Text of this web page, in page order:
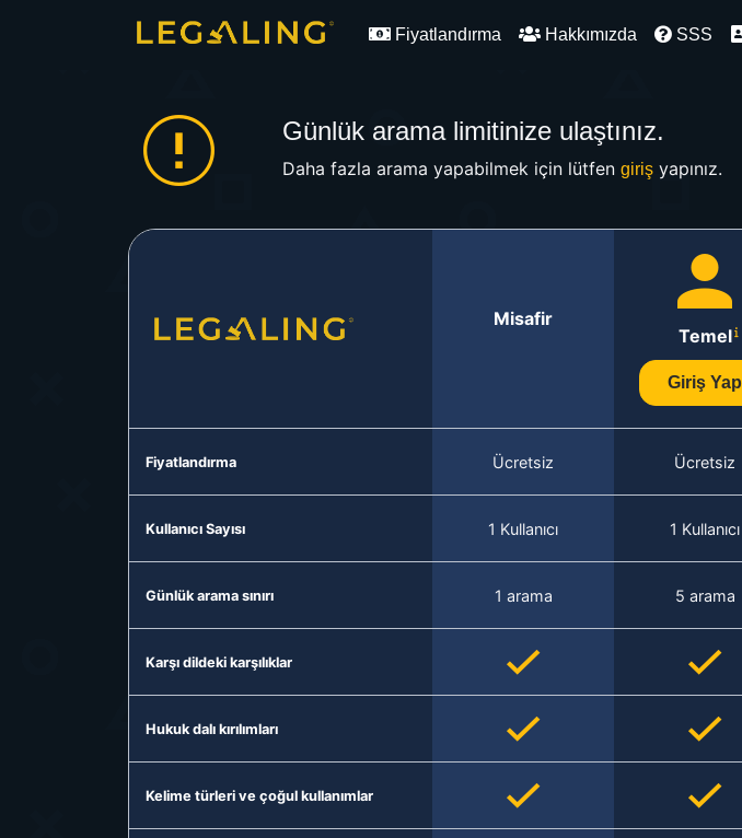
Fiyatlandırma Hakkımızda SSS
Günlük arama limitinize ulaştınız.
Daha fazla arama yapabilmek için lütfen girişyapınız.
Misafir
Temel
Giriş Yap
Fiyatlandırma Ücretsiz Ücretsiz
Kullanıcı Sayısı 1 Kullanıcı 1 Kullanıcı
Günlük arama sınırı 1 arama 5 arama
Karşı dildeki karşılıklar
Hukuk dalı kırılımları
Kelime türleri ve çoğul kullanımlar